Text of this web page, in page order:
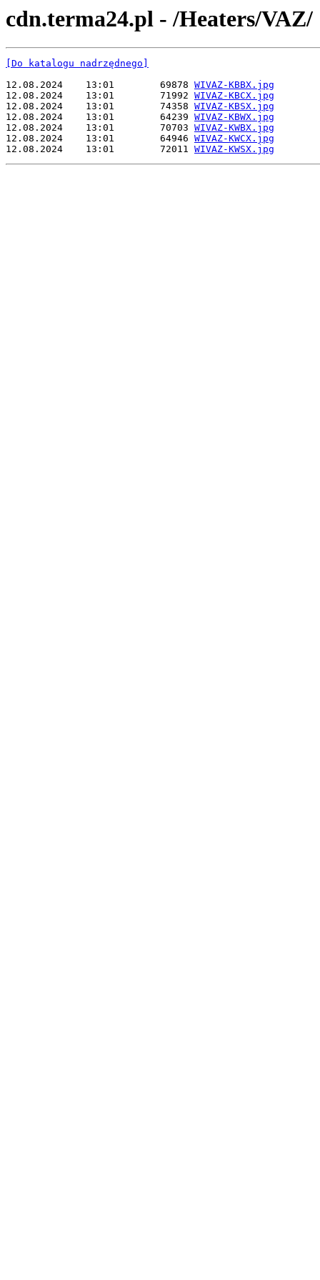
cdn.terma24.pl - /Heaters/VAZ/
[Do katalogu nadrzędnego]
12.08.2024    13:01        69878 WIVAZ-KBBX.jpg
12.08.2024    13:01        71992 WIVAZ-KBCX.jpg
12.08.2024    13:01        74358 WIVAZ-KBSX.jpg
12.08.2024    13:01        64239 WIVAZ-KBWX.jpg
12.08.2024    13:01        70703 WIVAZ-KWBX.jpg
12.08.2024    13:01        64946 WIVAZ-KWCX.jpg
12.08.2024    13:01        72011 WIVAZ-KWSX.jpg